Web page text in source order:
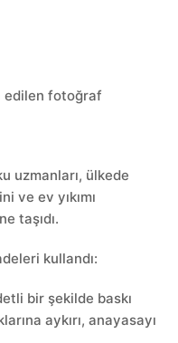
edilen fotoğraf
uzmanları, ülkede
ve ev yıkımı
taşıdı.
kullandı:
bir şekilde baskı
aykırı, anayasayı